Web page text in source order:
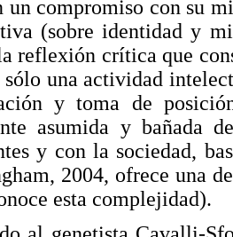
un compromiso con su
(sobre identidad y
reflexión crítica que
una actividad
y toma de
asumida y bañada
y con la sociedad,
2004, ofrece una
esta complejidad).